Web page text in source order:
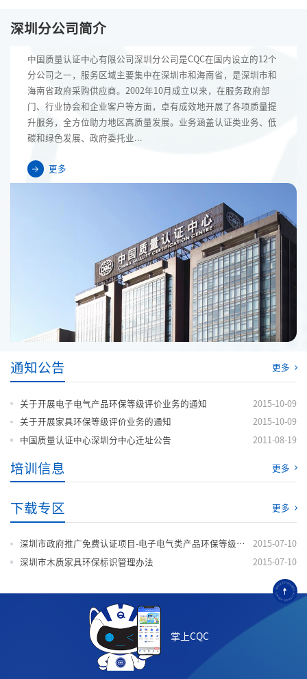
深圳分公司简介
中国质量认证中心有限公司深圳分公司是CQC在国内设立的12个
分公司之一，服务区域主要集中在深圳市和海南省，是深圳市和
海南省政府采购供应商。2002年10月成立以来，在服务政府部
门、行业协会和企业客户等方面，卓有成效地开展了各项质量提
升服务，全方位助力地区高质量发展。业务涵盖认证类业务、低
碳和绿色发展、政府委托业...
更多
通知公告 更多
关于开展电子电气产品环保等级评价业务的通知 2015-10-09
关于开展家具环保等级评价业务的通知 2015-10-09
中国质量认证中心深圳分中心迁址公告 2011-08-19
培训信息 更多
下载专区 更多
深圳市政府推广免费认证项目-电子电气类产品环保等级评价 2015-07-10
深圳市木质家具环保标识管理办法 2015-07-10
掌上CQC